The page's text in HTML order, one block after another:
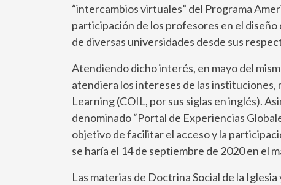
“intercambios virtuales” del Programa
participación de los profesores en el
de diversas universidades desde sus
Atendiendo dicho interés, en mayo del
atendiera los intereses de las
Learning (COIL, por sus siglas en inglés).
denominado “Portal de Experiencias
objetivo de facilitar el acceso y la
se haría el 14 de septiembre de 2020 en el
Las materias de Doctrina Social de la